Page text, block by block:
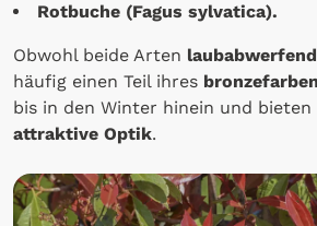
Rotbuche (Fagus sylvatica).
Obwohl beide Arten laubabwerfend
häufig einen Teil ihres
bis in den Winter hinein und bieten
attraktive Optik.